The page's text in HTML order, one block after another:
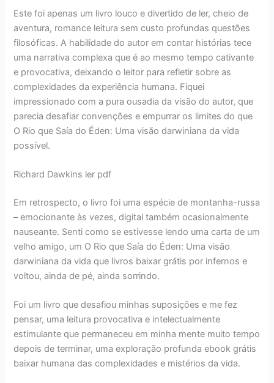
Este foi apenas um livro louco e divertido de ler, cheio de
aventura, romance leitura sem custo profundas questões
filosóficas. A habilidade do autor em contar histórias tece
uma narrativa complexa que é ao mesmo tempo cativante
e provocativa, deixando o leitor para refletir sobre as
complexidades da experiência humana. Fiquei
impressionado com a pura ousadia da visão do autor, que
parecia desafiar convenções e empurrar os limites do que
O Rio que Saía do Éden: Uma visão darwiniana da vida
possível.
Richard Dawkins ler pdf
Em retrospecto, o livro foi uma espécie de montanha-russa
– emocionante às vezes, digital também ocasionalmente
nauseante. Senti como se estivesse lendo uma carta de um
velho amigo, um O Rio que Saía do Éden: Uma visão
darwiniana da vida que livros baixar grátis por infernos e
voltou, ainda de pé, ainda sorrindo.
Foi um livro que desafiou minhas suposições e me fez
pensar, uma leitura provocativa e intelectualmente
estimulante que permaneceu em minha mente muito tempo
depois de terminar, uma exploração profunda ebook grátis
baixar humana das complexidades e mistérios da vida.